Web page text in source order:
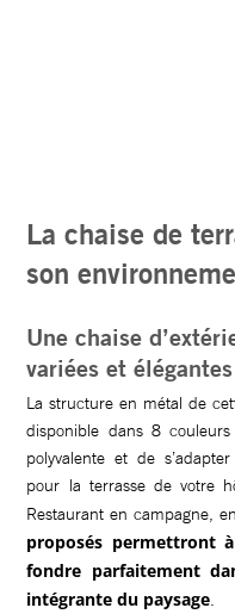
La chaise de
son
Une chaise
variées et élégantes
La structure en métal de
disponible dans 8
polyvalente et de
pour la terrasse de votre
Restaurant en campagne,
proposés permettront
fondre parfaitement
intégrante du paysage.